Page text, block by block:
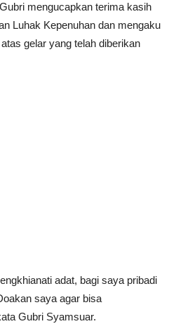
mengucapkan terima kasih
Luhak Kepenuhan dan mengaku
gelar yang telah diberikan
adat, bagi saya pribadi
saya agar bisa
Gubri Syamsuar.